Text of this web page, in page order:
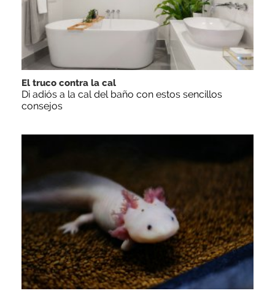
El truco contra la cal
Di adiós a la cal del baño con estos sencillos
consejos